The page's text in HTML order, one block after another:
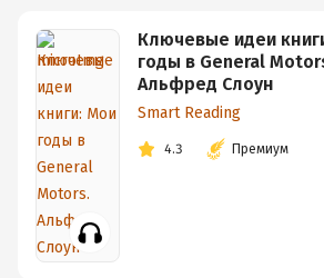
Ключевые идеи
годы в General
Альфред Слоун
Smart Reading
4.3 Премиум